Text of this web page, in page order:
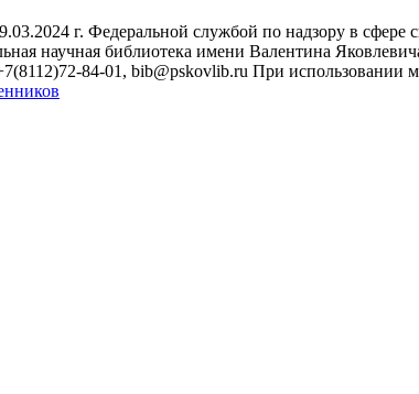
г. Федеральной службой по надзору в
научная библиотека имени Валентина
84-01, bib@pskovlib.ru При использовании